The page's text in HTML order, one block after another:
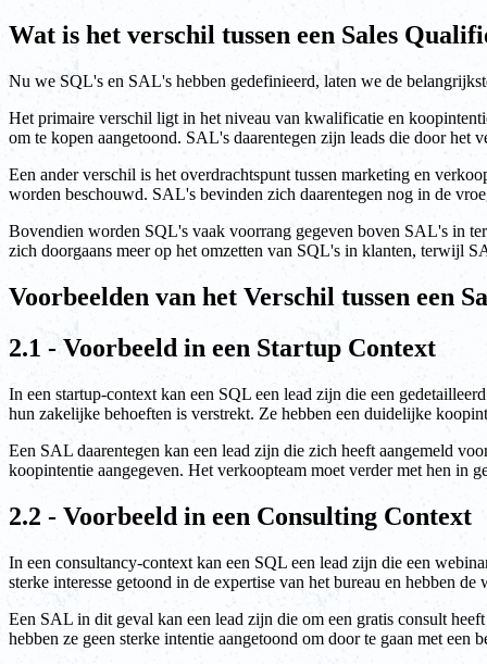
Wat is het verschil tussen een Sales
Nu we SQL's en SAL's hebben gedefinieerd, laten we de
Het primaire verschil ligt in het niveau van kwalificatie en
om te kopen aangetoond. SAL's daarentegen zijn leads die door het
Een ander verschil is het overdrachtspunt tussen marketing en
worden beschouwd. SAL's bevinden zich daarentegen nog in de
Bovendien worden SQL's vaak voorrang gegeven boven SAL's in
zich doorgaans meer op het omzetten van SQL's in klanten, terwijl
Voorbeelden van het Verschil tussen een
2.1 - Voorbeeld in een Startup Context
In een startup-context kan een SQL een lead zijn die een
hun zakelijke behoeften is verstrekt. Ze hebben een duidelijke
Een SAL daarentegen kan een lead zijn die zich heeft aangemeld
koopintentie aangegeven. Het verkoopteam moet verder met hen in
2.2 - Voorbeeld in een Consulting Context
In een consultancy-context kan een SQL een lead zijn die een
sterke interesse getoond in de expertise van het bureau en hebben
Een SAL in dit geval kan een lead zijn die om een gratis consult
hebben ze geen sterke intentie aangetoond om door te gaan met